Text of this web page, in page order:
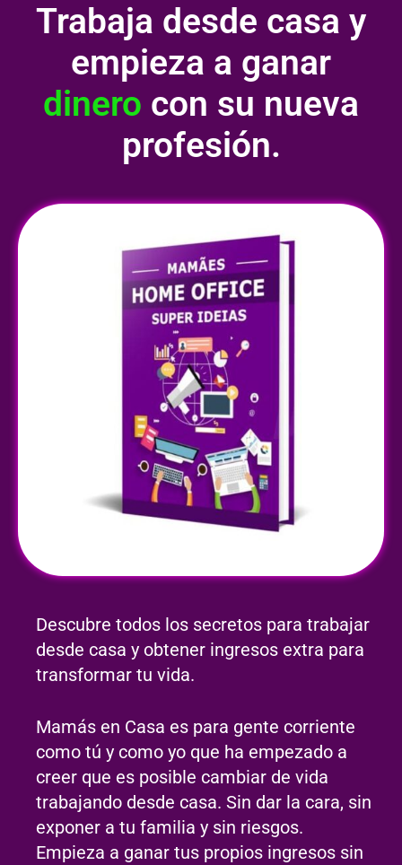
Trabaja desde casa y
empieza a ganar
dinero con su nueva
profesión.
Descubre todos los secretos para trabajar
desde casa y obtener ingresos extra para
transformar tu vida.
Mamás en Casa es para gente corriente
como tú y como yo que ha empezado a
creer que es posible cambiar de vida
trabajando desde casa. Sin dar la cara, sin
exponer a tu familia y sin riesgos.
Empieza a ganar tus propios ingresos sin